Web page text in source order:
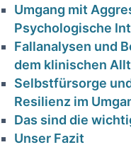
für
Umgang mit
Psychologische
Fallanalysen ‌und
dem klinischen
Selbstfürsorge
Resilienz im
Das ‍sind die
Unser Fazit